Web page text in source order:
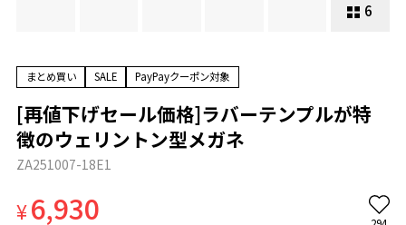
6
まとめ買い SALE PayPayクーポン対象
[再値下げセール価格]ラバーテンプルが特
徴のウェリントン型メガネ
ZA251007-18E1
¥6,930